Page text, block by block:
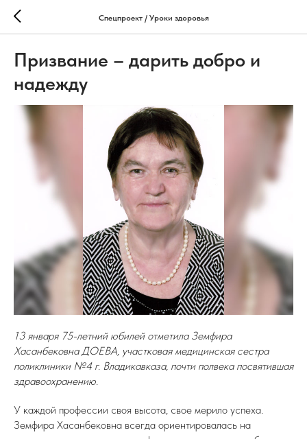
Спецпроект / Уроки здоровья
Призвание – дарить добро и
надежду
13 января 75-летний юбилей отметила Земфира
Хасанбековна ДОЕВА, участковая медицинская сестра
поликлиники №4 г. Владикавказа, почти полвека посвятившая
здравоохранению.
У каждой профессии своя высота, свое мерило успеха.
Земфира Хасанбековна всегда ориентировалась на